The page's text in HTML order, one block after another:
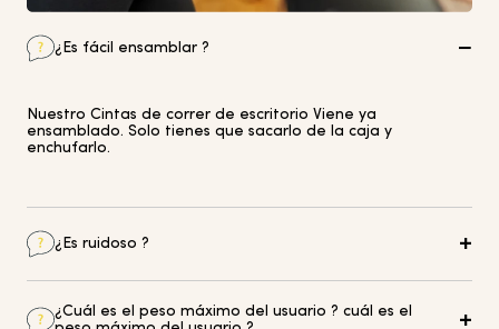
¿Es fácil ensamblar ?
Nuestro Cintas de correr de escritorio Viene ya
ensamblado. Solo tienes que sacarlo de la caja y
enchufarlo.
¿Es ruidoso ?
En promedio, nuestroCintas de correr de escritorio
¿Cuál es el peso máximo del usuario ? cuál es el